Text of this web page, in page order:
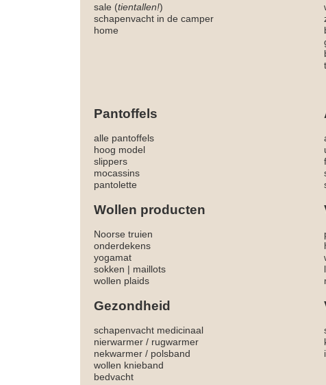
sale (tientallen!)
schapenvacht in de camper
home
Pantoffels
alle pantoffels
hoog model
slippers
mocassins
pantolette
Wollen producten
Noorse truien
onderdekens
yogamat
sokken | maillots
wollen plaids
Gezondheid
schapenvacht medicinaal
nierwarmer / rugwarmer
nekwarmer / polsband
wollen knieband
bedvacht